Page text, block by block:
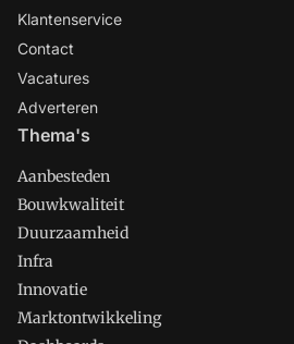
Klantenservice
Contact
Vacatures
Adverteren
Thema's
Aanbesteden
Bouwkwaliteit
Duurzaamheid
Infra
Innovatie
Marktontwikkeling